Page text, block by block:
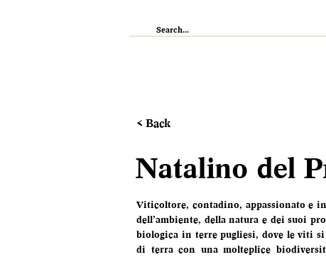
< Back
Natalino del
Viticoltore, contadino, appassionato e
dell’ambiente, della natura e dei suoi
biologica in terre pugliesi, dove le viti si
di terra con una molteplice